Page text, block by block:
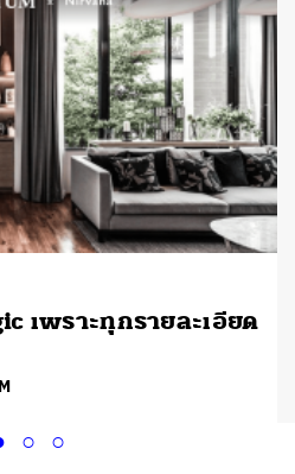
เพราะทุกรายละเอียด